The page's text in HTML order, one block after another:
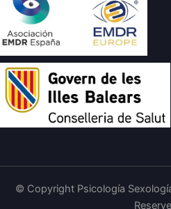
© Copyright Psicología